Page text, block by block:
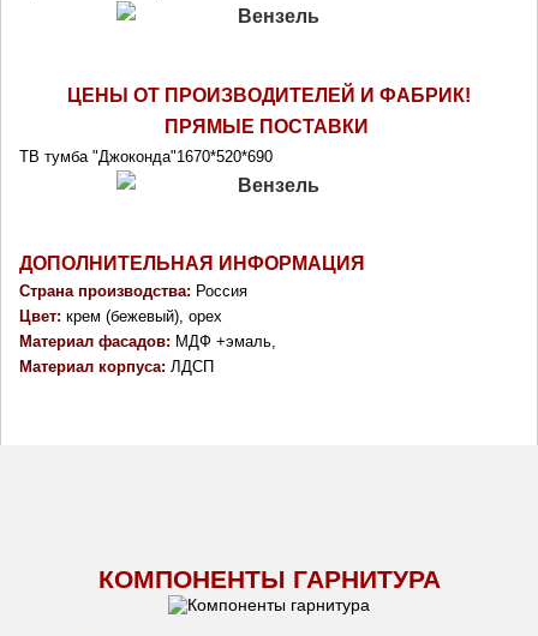
ЦЕНЫ ОТ ПРОИЗВОДИТЕЛЕЙ И ФАБРИК!
ПРЯМЫЕ ПОСТАВКИ
ТВ тумба "Джоконда"1670*520*690
ДОПОЛНИТЕЛЬНАЯ ИНФОРМАЦИЯ
Страна производства: Россия
Цвет: крем (бежевый), орех
Материал фасадов: МДФ +эмаль,
Материал корпуса: ЛДСП
КОМПОНЕНТЫ ГАРНИТУРА